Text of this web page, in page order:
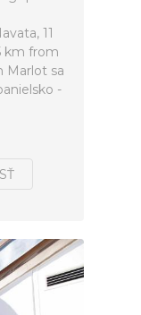
11
km from
Marlot sa
-